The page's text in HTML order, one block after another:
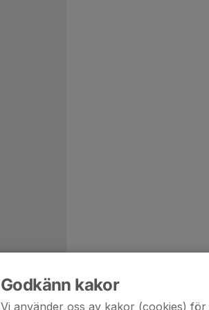
Godkänn kakor
Vi använder oss av kakor (cookies)